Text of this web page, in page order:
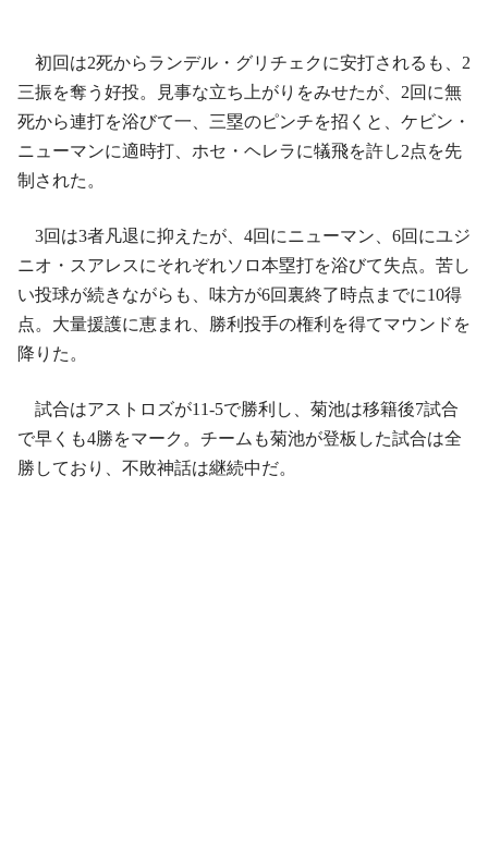
初回は2死からランデル・グリチェクに安打されるも、2
三振を奪う好投。見事な立ち上がりをみせたが、2回に無
死から連打を浴びて一、三塁のピンチを招くと、ケビン・
ニューマンに適時打、ホセ・ヘレラに犠飛を許し2点を先
制された。
3回は3者凡退に抑えたが、4回にニューマン、6回にユジ
ニオ・スアレスにそれぞれソロ本塁打を浴びて失点。苦し
い投球が続きながらも、味方が6回裏終了時点までに10得
点。大量援護に恵まれ、勝利投手の権利を得てマウンドを
降りた。
試合はアストロズが11-5で勝利し、菊池は移籍後7試合
で早くも4勝をマーク。チームも菊池が登板した試合は全
勝しており、不敗神話は継続中だ。